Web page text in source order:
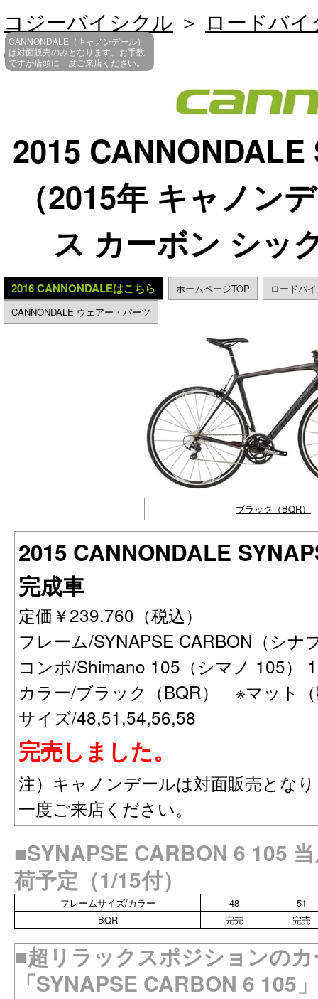
コジーバイシクル ＞ ロードバイ
CARBON 6 105
2015
（2015年 キャノン
ス カーボン シッ
CANNONDALE（キャノンデール）
は対面販売のみとなります。お手数
ですが店頭に一度ご来店ください。
2016 CANNONDALEはこちら ホームページTOP
ロードバ
CANNONDALE ウェアー・パーツ
ブラック（BQR）
2015 CANNONDALE
完成車
定価￥239.760（税込）
フレーム/SYNAPSE CARBON（シナ
コンポ/Shimano 105（シマノ 105）
カラー/ブラック（BQR） ※マット
サイズ/48,51,54,56,58
完売しました。
注）キャノンデールは対面販売とな
一度ご来店ください。
■SYNAPSE CARBON 6 105
荷予定（1/15付）
フレームサイズ/カラー 48
51
BQR
完売 完売
■超リラックスポジションの
「SYNAPSE CARBON 6 105」